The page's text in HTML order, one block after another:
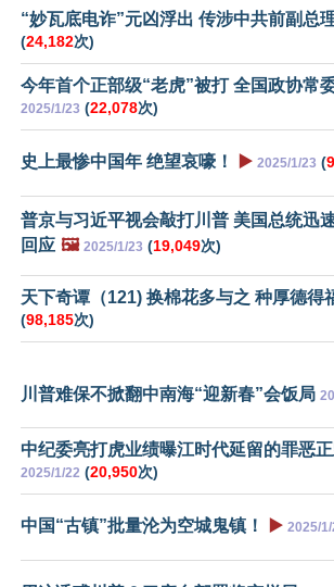
“妙瓦底电诈”元凶浮出 传涉中共前副总
(24,182次)
今年首个正部级“老虎”被打 全国政协常
2025/1/23 (22,078次)
史上最惨中国年 绝望哀嚎！ ▶️ 2025/1/23 (
普京与习近平视会敲打川普 美国总统迅
回应 🖼️ 2025/1/23 (19,049次)
天下奇谭（121) 换棉花多与之 种厚德得
(98,185次)
川普难保不掀翻中南海“迎新春”会饭局
中纪委亮打虎业绩曝江时代延留的罪恶
2025/1/22 (20,950次)
中国“古镇”批量沦为空城鬼镇！ ▶️ 2025/1/